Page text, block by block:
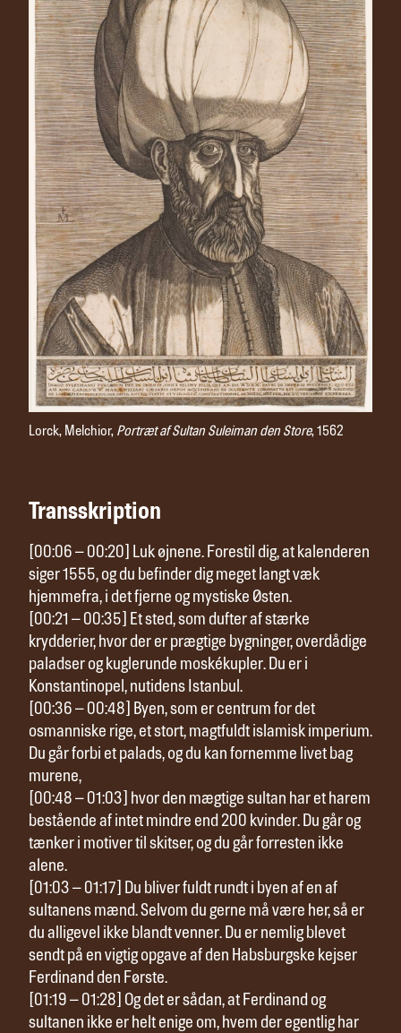
Lorck, Melchior, Portræt af Sultan Suleiman den Store, 1562
Transskription
[00:06 – 00:20] Luk øjnene. Forestil dig, at kalenderen
siger 1555, og du befinder dig meget langt væk
hjemmefra, i det fjerne og mystiske Østen.
[00:21 – 00:35] Et sted, som dufter af stærke
krydderier, hvor der er prægtige bygninger, overdådige
paladser og kuglerunde moskékupler. Du er i
Konstantinopel, nutidens Istanbul.
[00:36 – 00:48] Byen, som er centrum for det
osmanniske rige, et stort, magtfuldt islamisk imperium.
Du går forbi et palads, og du kan fornemme livet bag
murene,
[00:48 – 01:03] hvor den mægtige sultan har et harem
bestående af intet mindre end 200 kvinder. Du går og
tænker i motiver til skitser, og du går forresten ikke
alene.
[01:03 – 01:17] Du bliver fuldt rundt i byen af en af
sultanens mænd. Selvom du gerne må være her, så er
du alligevel ikke blandt venner. Du er nemlig blevet
sendt på en vigtig opgave af den Habsburgske kejser
Ferdinand den Første.
[01:19 – 01:28] Og det er sådan, at Ferdinand og
sultanen ikke er helt enige om, hvem der egentlig har